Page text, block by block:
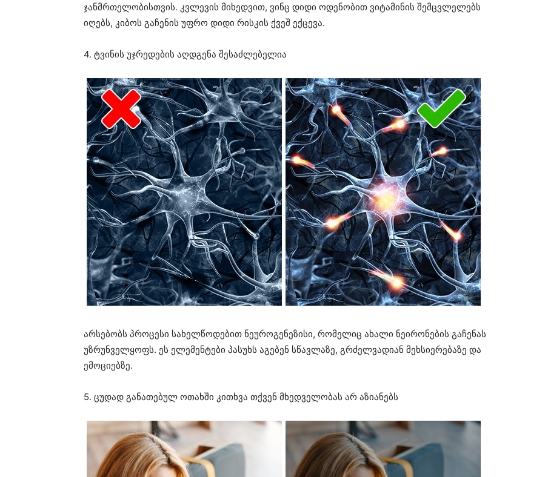
ჯანმრთელობისთვის. კვლევის მიხედვით, ვინც დიდი ოდენობით ვიტამინის შემცვლელებს
იღებს, კიბოს გაჩენის უფრო დიდი რისკის ქვეშ ექცევა.
4. ტვინის უჯრედების აღდგენა შესაძლებელია
არსებობს პროცესი სახელწოდებით ნეუროგენეზისი, რომელიც ახალი ნეირონების გაჩენას
უზრუნველყოფს. ეს ელემენტები პასუხს აგებენ სწავლაზე, გრძელვადიან მეხსიერებაზე და
ემოციებზე.
5. ცუდად განათებულ ოთახში კითხვა თქვენ მხედველობას არ აზიანებს